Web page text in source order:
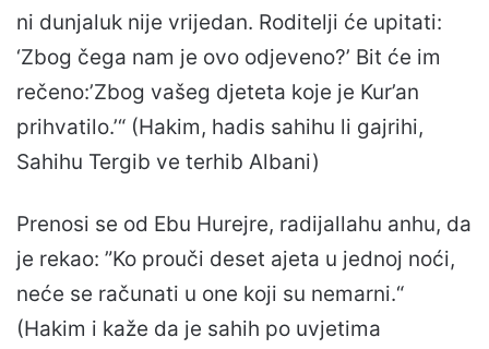
ni dunjaluk nije vrijedan. Roditelji će upitati:
‘Zbog čega nam je ovo odjeveno?’ Bit će im
rečeno:’Zbog vašeg djeteta koje je Kur’an
prihvatilo.’“ (Hakim, hadis sahihu li gajrihi,
Sahihu Tergib ve terhib Albani)
Prenosi se od Ebu Hurejre, radijallahu anhu, da
je rekao: ”Ko prouči deset ajeta u jednoj noći,
neće se računati u one koji su nemarni.“
(Hakim i kaže da je sahih po uvjetima